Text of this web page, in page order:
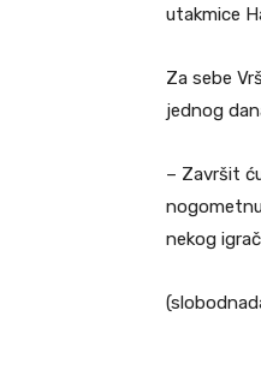
utakmice
Za sebe
jednog
– Završit
nekog